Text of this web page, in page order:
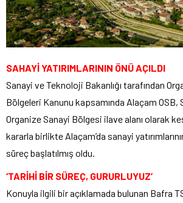
SAHAYİ YATIRIMLARININ ÖNÜ AÇILDI
Sanayi ve Teknoloji Bakanlığı tarafından
Bölgeleri Kanunu kapsamında Alaçam OSB,
Organize Sanayi Bölgesi ilave alanı olarak
kararla birlikte Alaçam’da sanayi
süreç başlatılmış oldu.
‘TARİHİ BİR SÜREÇ, GURURLUYUZ’
Konuyla ilgili bir açıklamada bulunan Bafra